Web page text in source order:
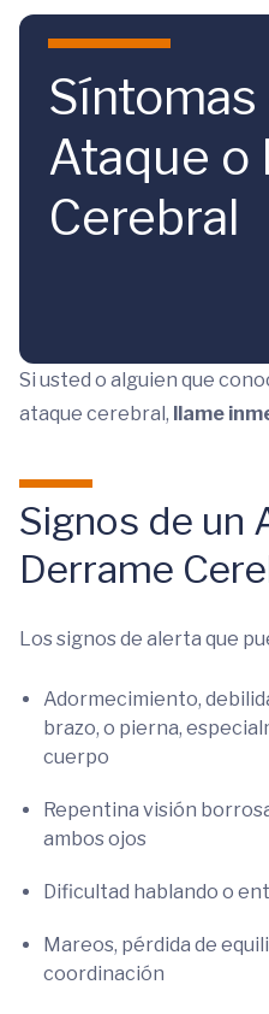
Skip to main content
Síntomas
Ataque o
Cerebral
Si usted o alguien que
ataque cerebral, llame
Signos de un
Derrame
Los signos de alerta que
Adormecimiento,
brazo, o pierna,
cuerpo
Repentina visión
ambos ojos
Dificultad hablando o
Mareos, pérdida de
coordinación